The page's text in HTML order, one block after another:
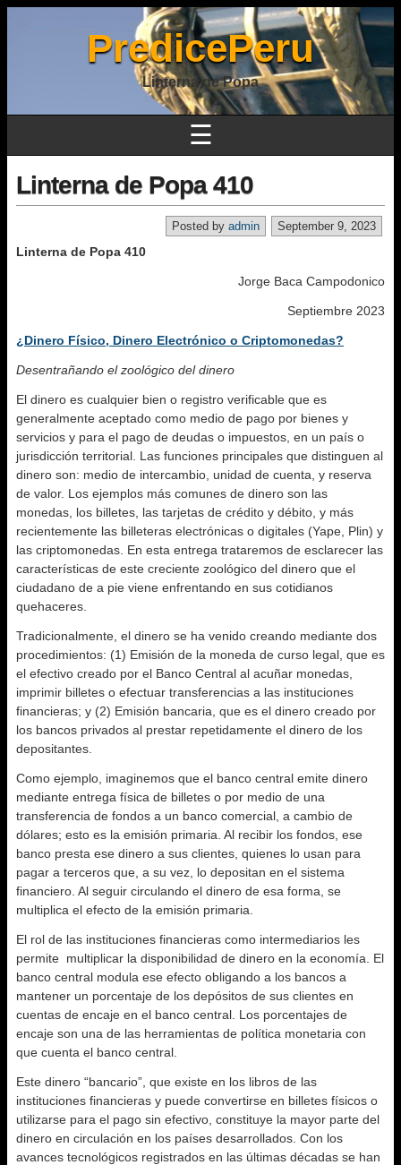
PredicePeru
Linterna de Popa
☰
Linterna de Popa 410
September 9, 2023
Posted by admin
Linterna de Popa 410
Jorge Baca Campodonico
Septiembre 2023
¿Dinero Físico, Dinero Electrónico o Criptomonedas?
Desentrañando el zoológico del dinero
El dinero es cualquier bien o registro verificable que es
generalmente aceptado como medio de pago por bienes y
servicios y para el pago de deudas o impuestos, en un país o
jurisdicción territorial. Las funciones principales que distinguen al
dinero son: medio de intercambio, unidad de cuenta, y reserva
de valor. Los ejemplos más comunes de dinero son las
monedas, los billetes, las tarjetas de crédito y débito, y más
recientemente las billeteras electrónicas o digitales (Yape, Plin) y
las criptomonedas. En esta entrega trataremos de esclarecer las
características de este creciente zoológico del dinero que el
ciudadano de a pie viene enfrentando en sus cotidianos
quehaceres.
Tradicionalmente, el dinero se ha venido creando mediante dos
procedimientos: (1) Emisión de la moneda de curso legal, que es
el efectivo creado por el Banco Central al acuñar monedas,
imprimir billetes o efectuar transferencias a las instituciones
financieras; y (2) Emisión bancaria, que es el dinero creado por
los bancos privados al prestar repetidamente el dinero de los
depositantes.
Como ejemplo, imaginemos que el banco central emite dinero
mediante entrega física de billetes o por medio de una
transferencia de fondos a un banco comercial, a cambio de
dólares; esto es la emisión primaria. Al recibir los fondos, ese
banco presta ese dinero a sus clientes, quienes lo usan para
pagar a terceros que, a su vez, lo depositan en el sistema
financiero. Al seguir circulando el dinero de esa forma, se
multiplica el efecto de la emisión primaria.
El rol de las instituciones financieras como intermediarios les
permite multiplicar la disponibilidad de dinero en la economía. El
banco central modula ese efecto obligando a los bancos a
mantener un porcentaje de los depósitos de sus clientes en
cuentas de encaje en el banco central. Los porcentajes de
encaje son una de las herramientas de política monetaria con
que cuenta el banco central.
Este dinero “bancario”, que existe en los libros de las
instituciones financieras y puede convertirse en billetes físicos o
utilizarse para el pago sin efectivo, constituye la mayor parte del
dinero en circulación en los países desarrollados. Con los
avances tecnológicos registrados en las últimas décadas se han